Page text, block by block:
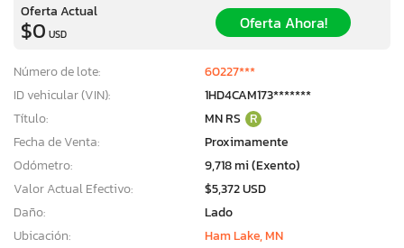
Oferta Actual
$0 USD
Oferta Ahora!
Número de lote:
60227***
ID vehicular (VIN):
1HD4CAM173*******
Título:
MN RS R
Fecha de Venta:
Proximamente
Odómetro:
9,718 mi (Exento)
Valor Actual Efectivo:
$5,372 USD
Daño:
Lado
Ubicación:
Ham Lake, MN